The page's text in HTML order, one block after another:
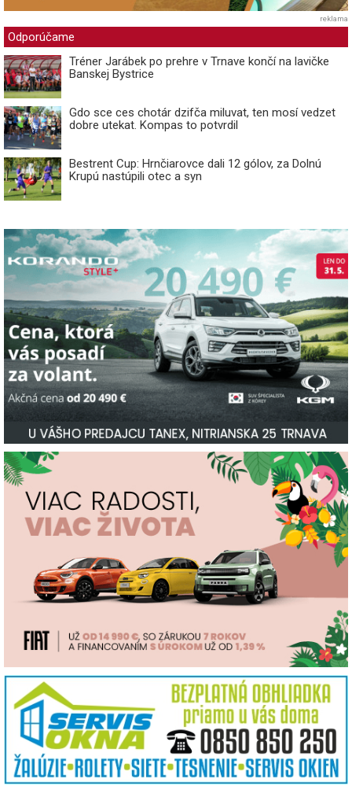
reklama
Odporúčame
Tréner Jarábek po prehre v Trnave končí na lavičke
Banskej Bystrice
Gdo sce ces chotár dzifča miluvat, ten mosí vedzet
dobre utekat. Kompas to potvrdil
Bestrent Cup: Hrnčiarovce dali 12 gólov, za Dolnú
Krupú nastúpili otec a syn